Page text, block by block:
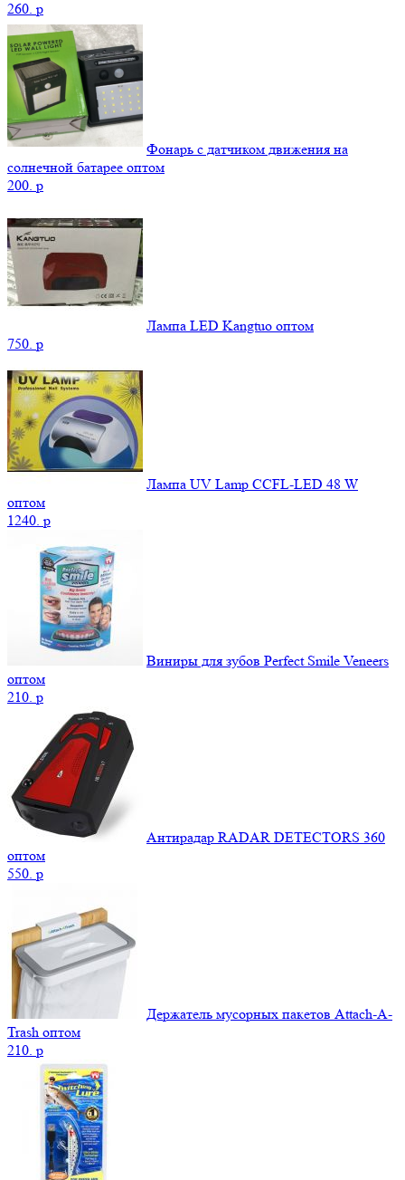
260. p
Фонарь с датчиком движения на
солнечной батарее оптом
200. p
Лампа LED Kangtuo оптом
750. p
Лампа UV Lamp CCFL-LED 48 W
оптом
1240. p
Виниры для зубов Perfect Smile Veneers
оптом
210. p
Антирадар RADAR DETECTORS 360
оптом
550. p
Держатель мусорных пакетов Attach-A-
Trash оптом
210. p